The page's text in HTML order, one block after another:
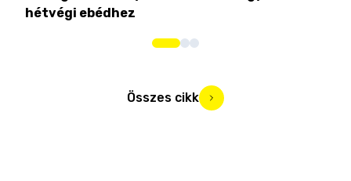
hétvégi ebédhez
Összes cikk